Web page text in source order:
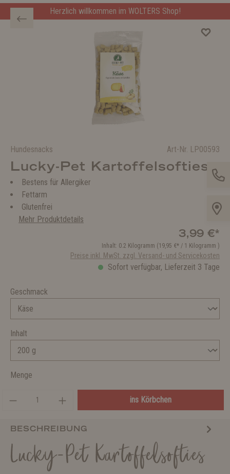
Herzlich willkommen im WOLTERS Shop!
Hundesnacks Art-Nr. LP00593
Lucky-Pet Kartoffelsofties
Bestens für Allergiker
Fettarm
Glutenfrei
Mehr Produktdetails
3,99 €*
Inhalt: 0.2 Kilogramm (19,95 €* / 1 Kilogramm )
Preise inkl. MwSt. zzgl. Versand- und Servicekosten
Sofort verfügbar, Lieferzeit 3 Tage
Geschmack
Inhalt
Menge
ins Körbchen
BESCHREIBUNG
Lucky-Pet Kartoffelsofties